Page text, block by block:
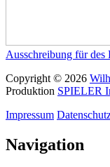
Ausschreibung für des
Copyright © 2026
Produktion SPIELER
Impressum
Navigation